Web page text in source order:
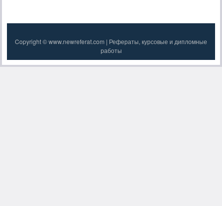
Copyright © www.newreferat.com | Рефераты, курсовые и дипломные
работы